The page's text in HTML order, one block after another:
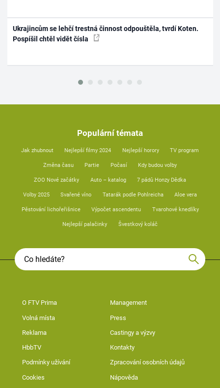
Ukrajincům se lehčí trestná činnost odpouštěla, tvrdí Koten.
Pospíšil chtěl vidět čísla
Populární témata
Jak zhubnout Nejlepší filmy 2024 Nejlepší horory TV program
Změna času Partie Počasí Kdy budou volby
ZOO Nové začátky Auto – katalog 7 pádů Honzy Dědka
Volby 2025 Svařené víno Tatarák podle Pohlreicha Aloe vera
Pěstování lichořeřišnice Výpočet ascendentu Tvarohové knedlíky
Nejlepší palačinky Švestkový koláč
O FTV Prima Management
Volná místa Press
Reklama Castingy a výzvy
HbbTV Kontakty
Podmínky užívání Zpracování osobních údajů
Cookies Nápověda